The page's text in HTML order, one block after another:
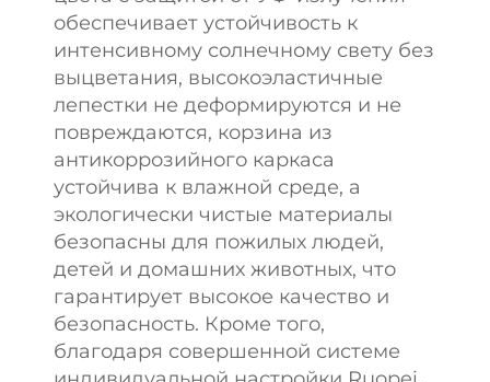
обеспечивает устойчивость к
интенсивному солнечному свету без
выцветания, высокоэластичные
лепестки не деформируются и не
повреждаются, корзина из
антикоррозийного каркаса
устойчива к влажной среде, а
экологически чистые материалы
безопасны для пожилых людей,
детей и домашних животных, что
гарантирует высокое качество и
безопасность. Кроме того,
благодаря совершенной системе